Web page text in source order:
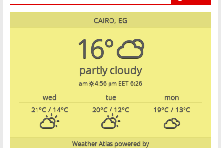
CAIRO, EG
16°
partly cloudy
6:26 am
4:56 pm EET
mon
tue
wed
19°C/ 13°C
20°C / 12°C
21°C / 14°C
powered by
Weather Atlas